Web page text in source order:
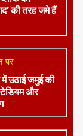
की तरह जमे हैं
पर
उठाई जमुई की
और